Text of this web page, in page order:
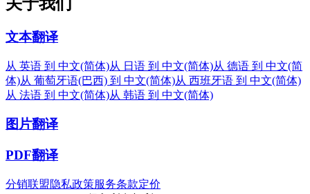
文本翻译
从 英语 到 中文(简体)从 日语 到 中文(简体)从 德语 到 中文(简
体)从 葡萄牙语(巴西) 到 中文(简体)从 西班牙语 到 中文(简体)
从 法语 到 中文(简体)从 韩语 到 中文(简体)
图片翻译
PDF翻译
分销联盟隐私政策服务条款定价